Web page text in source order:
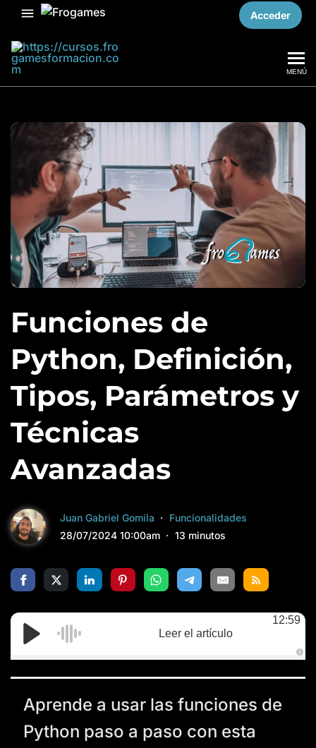
Acceder
Frogames
MENÚ
Funciones de
Python, Definición,
Tipos, Parámetros y
Técnicas
Avanzadas
Juan Gabriel Gomila
Funcionalidades
28/07/2024 10:00am
13 minutos
Leer el artículo
12:59
d
Aprende a usar las funciones de
Python paso a paso con esta